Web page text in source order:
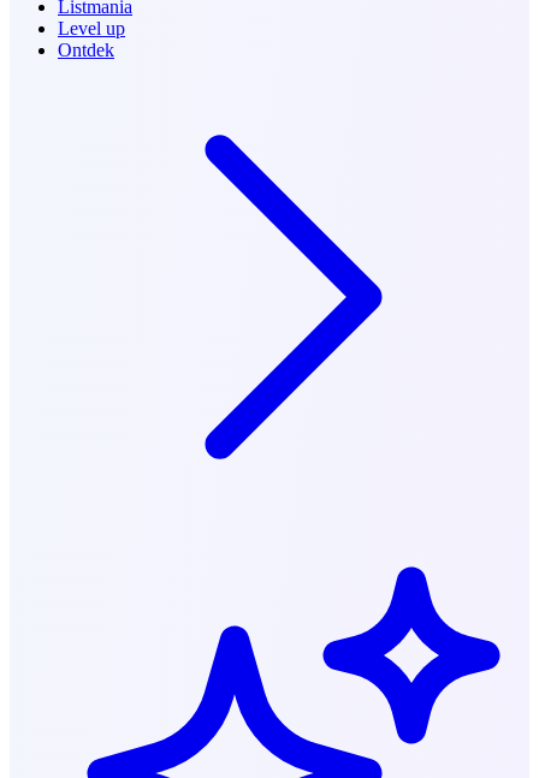
Listmania
Level up
Ontdek